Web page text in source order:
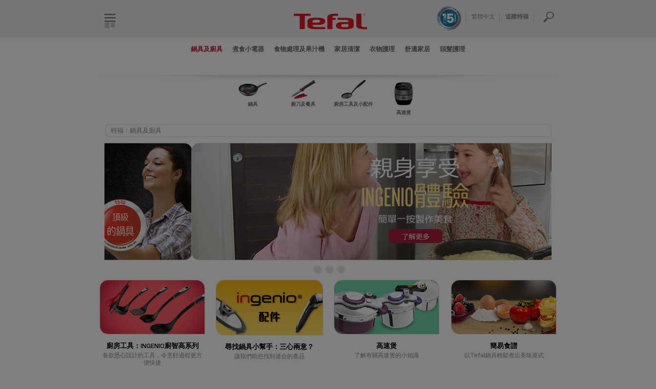
選單
繁體中文 追蹤特福
鍋具及廚具 煮食小電器 食物處理及果汁機 家居清潔 衣物護理 舒適家居 頭髮護理
鍋具 廚刀及餐具
廚房工具及小配件
高速煲
特福：鍋具及廚具
廚房工具：INGENIO廚智高系列
各款悉心設計的工具，令烹飪過程更方
便快捷
尋找鍋具小幫手：三心兩意？
讓我們助您找到適合的產品
高速煲
了解有關高速煲的小知識
簡易食譜
以Tefal鍋具輕鬆煮出美味菜式